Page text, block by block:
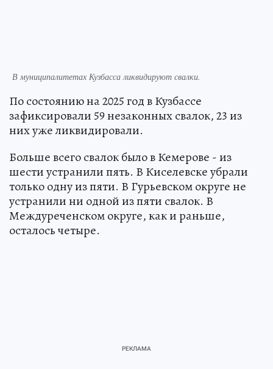
В муниципалитетах Кузбасса ликвидируют свалки.
По состоянию на 2025 год в Кузбассе
зафиксировали 59 незаконных свалок, 23 из
них уже ликвидировали.
Больше всего свалок было в Кемерове - из
шести устранили пять. В Киселевске убрали
только одну из пяти. В Гурьевском округе не
устранили ни одной из пяти свалок. В
Междуреченском округе, как и раньше,
осталось четыре.